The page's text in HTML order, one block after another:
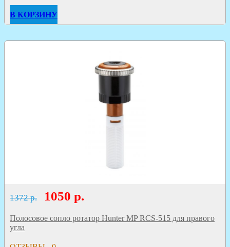
В КОРЗИНУ
1372 р. 1050 р.
Полосовое сопло ротатор Hunter MP RCS-515 для правого
угла